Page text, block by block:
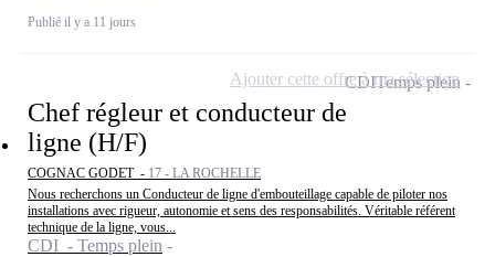
Publié il y a 11 jours
Chef régleur et conducteur de
ligne (H/F)
COGNAC GODET - 17 - LA ROCHELLE
Nous recherchons un Conducteur de ligne d'embouteillage capable de piloter nos
installations avec rigueur, autonomie et sens des responsabilités. Véritable référent
technique de la ligne, vous...
CDI - Temps plein
CDITemps plein
Ajouter cette offre à ma sélection